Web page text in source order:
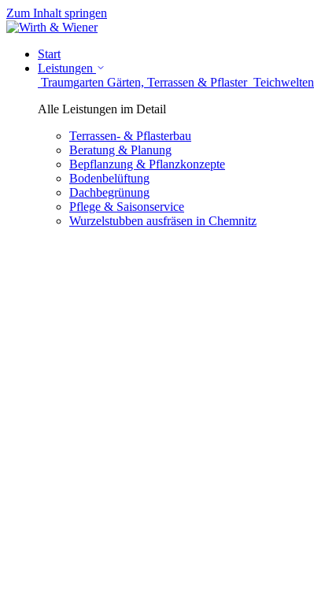
Zum Inhalt springen
Start
Leistungen
Traumgarten Gärten, Terrassen & Pflaster Teichwelten
Alle Leistungen im Detail
Terrassen- & Pflasterbau
Beratung & Planung
Bepflanzung & Pflanzkonzepte
Bodenbelüftung
Dachbegrünung
Pflege & Saisonservice
Wurzelstubben ausfräsen in Chemnitz